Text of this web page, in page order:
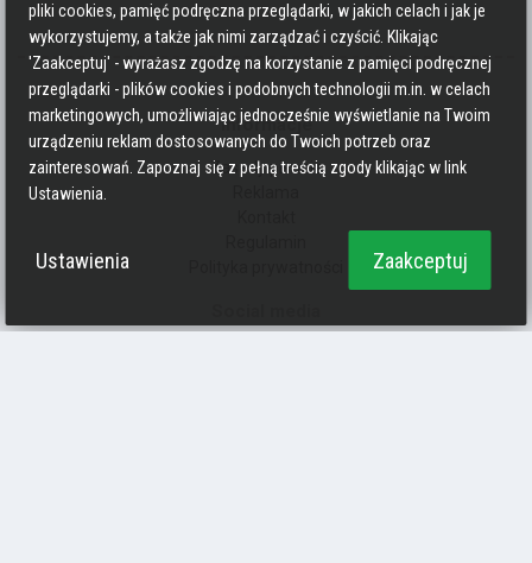
Informacje
Zasady pisania
pliki cookies, pamięć podręczna przeglądarki, w jakich celach i jak je
wykorzystujemy, a także jak nimi zarządzać i czyścić. Klikając
'Zaakceptuj' - wyrażasz zgodzę na korzystanie z pamięci podręcznej
przeglądarki - plików cookies i podobnych technologii m.in. w celach
marketingowych, umożliwiając jednocześnie wyświetlanie na Twoim
urządzeniu reklam dostosowanych do Twoich potrzeb oraz
zainteresowań. Zapoznaj się z pełną treścią zgody klikając w link
Ustawienia.
Ustawienia Zaakceptuj